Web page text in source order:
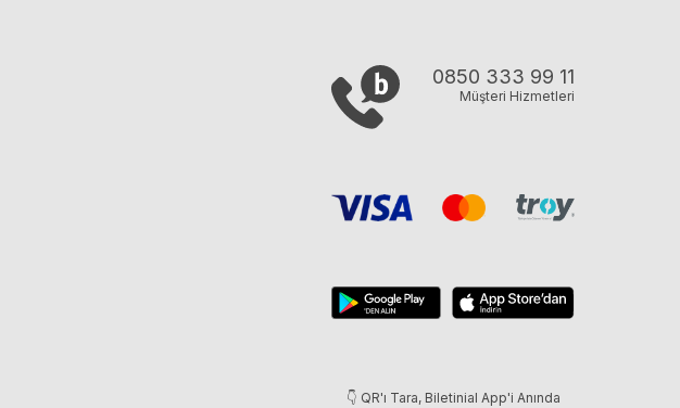
0850 333 99 11
Müşteri Hizmetleri
👇 QR'ı Tara, Biletinial App'i Anında